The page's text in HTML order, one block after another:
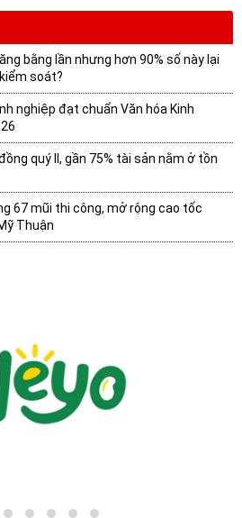
bằng lần nhưng hơn 90% số này lại
soát?
nghiệp đạt chuẩn Văn hóa Kinh
quý II, gần 75% tài sản nằm ở tồn
67 mũi thi công, mở rộng cao tốc
Thuận